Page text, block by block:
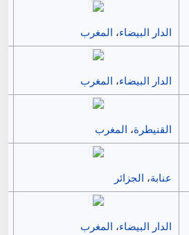
الدار البيضاء، المغرب
الدار البيضاء، المغرب
القنيطرة، المغرب
عنابة، الجزائر
الدار البيضاء، المغرب